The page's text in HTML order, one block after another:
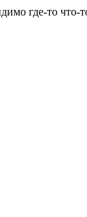
где-то что-